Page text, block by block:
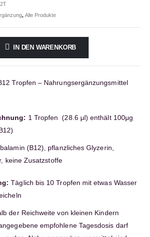
, Alle Produkte
IN DEN WARENKORB
Tropfen – Nahrungsergänzungsmittel
1 Tropfen (28.6 μl) enthält 100μg
(B12), pflanzliches Glyzerin,
keine Zusatzstoffe
Täglich bis 10 Tropfen mit etwas Wasser
der Reichweite von kleinen Kindern
empfohlene Tagesdosis darf